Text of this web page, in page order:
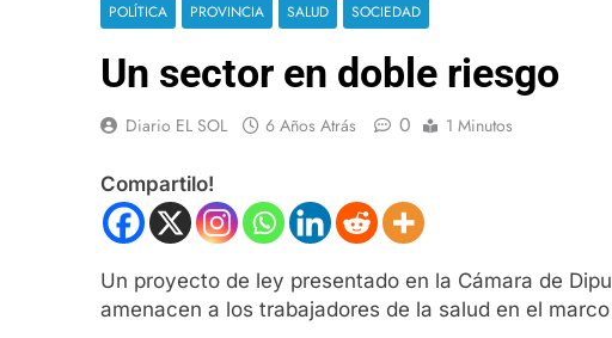
POLÍTICA PROVINCIA SALUD SOCIEDAD
Un sector en doble riesgo
Diario EL SOL 6 Años Atrás 0 1 Minutos
Compartilo!
Un proyecto de ley presentado en la Cámara de
amenacen a los trabajadores de la salud en el